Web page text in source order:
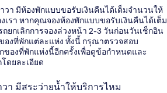
วา มีห้องพักแบบขอรับเงินคืนได้เต็มจำนวนให้
เรา หากคุณจองห้องพักแบบขอรับเงินคืนได้เต็ม
ยกเลิกการจองล่วงหน้า 2-3 วันก่อนวันเช็กอิน
งที่พักแต่ละแห่ง ทั้งนี้ กรุณาตรวจสอบ
ของที่พักแห่งนี้อีกครั้งเพื่อดูข้อกำหนดและ
ดยละเอียด
า มีสระว่ายน้ำให้บริการไหม